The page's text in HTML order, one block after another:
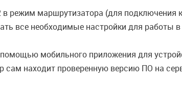
в режим маршрутизатора (для
все необходимые настройки для
мобильного приложения для
находит проверенную версию ПО на